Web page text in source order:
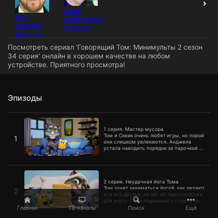
Главная ТВ-каналы Поиск Ещё
Уилл
Шепард
Режиссёр
Марк
МакКонвилл
Режиссёр
Посмотреть сериал 'Говорящий Том: Минимульты 2 сезон
34 серия' онлайн в хорошем качестве на любом
устройстве. Приятного просмотра!
Эпизоды
1
1 серия. Мастер мусора
Том и Сквик очень любят игры, но порой
они слишком увлекаются. Анджела
устала наводить порядок за парочкой и
1 серия. Мастер мусора
2
2 серия. Неудачная йога Тома
Том хочет заниматься йогой, как делают
все его друзья, но кот не приспособлен
для этого. Годы подвижного спорта не
дают бедняге расслабиться.
2 серия. Неудачная йога Тома